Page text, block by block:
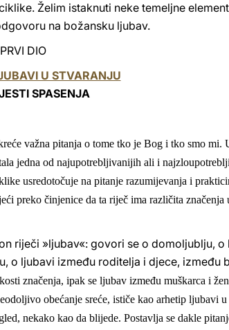
Želim istaknuti neke temeljne
na božansku ljubav.
PRVI DIO
U STVARANJU
SPASENJA
važna pitanja o tome tko je Bog i tko smo mi.
jedna od najupotrebljivanijih ali i
usredotočuje na pitanje razumijevanja i
preko činjenice da ta riječ ima različita
riječi »ljubav«: govori se o domoljublju, o
o ljubavi između roditelja i djece, između
značenja, ipak se ljubav između muškarca i
obećanje sreće, ističe kao arhetip ljubavi
nekako kao da blijede. Postavlja se dakle